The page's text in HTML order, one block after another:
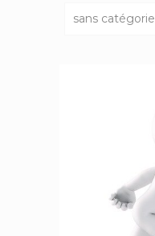
sans catégorie